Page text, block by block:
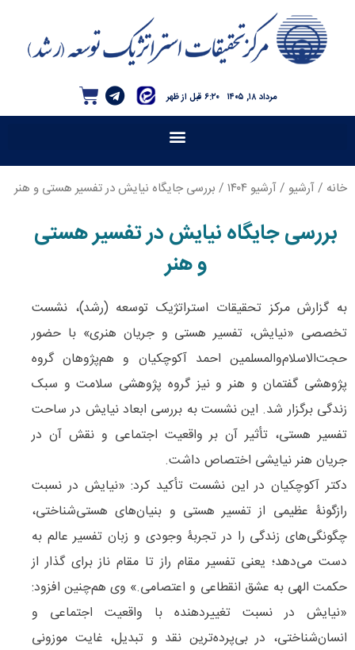
۶:۲۰ قبل از ظهر مرداد ۱۸, ۱۴۰۵
خانه /آرشیو /آرشیو ۱۴۰۴ / بررسی جایگاه نیایش در تفسیر هستی و هنر
بررسی جایگاه نیایش در تفسیر هستی
و هنر
به گزارش مرکز تحقیقات استراتژیک توسعه (رشد)، نشست
تخصصی «نیایش، تفسیر هستی و جریان هنری» با حضور
حجت‌الاسلام‌والمسلمین احمد آکوچکیان و هم‌پژوهان گروه
پژوهشی گفتمان و هنر و نیز گروه پژوهشی سلامت و سبک
زندگی برگزار شد. این نشست به بررسی ابعاد نیایش در ساحت
تفسیر هستی، تأثیر آن بر واقعیت اجتماعی و نقش آن در
جریان هنر نیایشی اختصاص داشت.
دکتر آکوچکیان در این نشست تأکید کرد: «نیایش در نسبت
رازگونۀ عظیمی از تفسیر هستی و بنیان‌های هستی‌شناختی،
چگونگی‌های زندگی را در تجربۀ وجودی و زبان تفسیر عالم به
دست می‌دهد؛ یعنی تفسیر مقام راز تا مقام ناز برای گذار از
حکمت الهی به عشق انقطاعی و اعتصامی.» وی هم‌چنین افزود:
«نیایش در نسبت تغییردهنده با واقعیت اجتماعی و
انسان‌شناختی، در بی‌پرده‌ترین نقد و تبدیل، غایت موزونی